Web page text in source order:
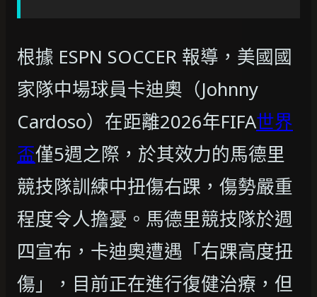
根據 ESPN SOCCER 報導，美國國
家隊中場球員卡迪奧（Johnny
Cardoso）在距離2026年FIFA世界
盃僅5週之際，於其效力的馬德里
競技隊訓練中扭傷右踝，傷勢嚴重
程度令人擔憂。馬德里競技隊於週
四宣布，卡迪奧遭遇「右踝高度扭
傷」，目前正在進行復健治療，但